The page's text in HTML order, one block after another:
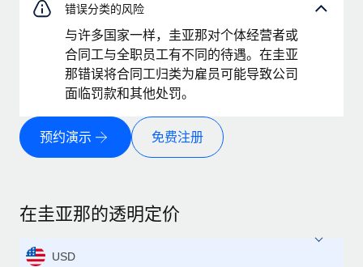
错误分类的风险
与许多国家一样，圭亚那对个体经营者或
合同工与全职员工有不同的待遇。在圭亚
那错误将合同工归类为雇员可能导致公司
面临罚款和其他处罚。
预约演示 免费注册
在圭亚那的透明定价
USD